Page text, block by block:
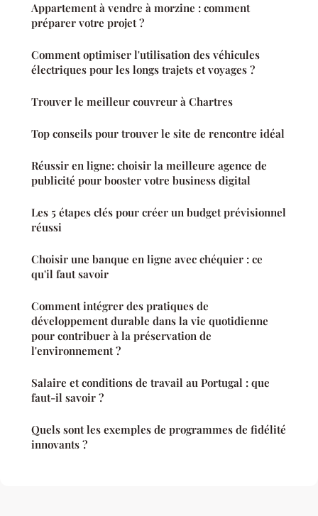
Appartement à vendre à morzine : comment
préparer votre projet ?
Comment optimiser l'utilisation des véhicules
électriques pour les longs trajets et voyages ?
Trouver le meilleur couvreur à Chartres
Top conseils pour trouver le site de rencontre idéal
Réussir en ligne: choisir la meilleure agence de
publicité pour booster votre business digital
Les 5 étapes clés pour créer un budget prévisionnel
réussi
Choisir une banque en ligne avec chéquier : ce
qu'il faut savoir
Comment intégrer des pratiques de
développement durable dans la vie quotidienne
pour contribuer à la préservation de
l'environnement ?
Salaire et conditions de travail au Portugal : que
faut-il savoir ?
Quels sont les exemples de programmes de fidélité
innovants ?